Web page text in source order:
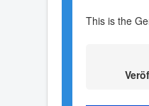
This is the